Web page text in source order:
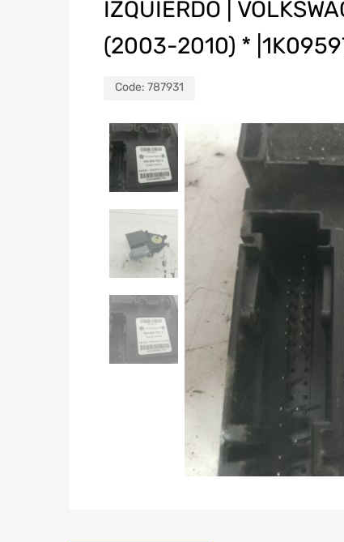
IZQUIERDO |
(2003-2010) *
Code: 787931